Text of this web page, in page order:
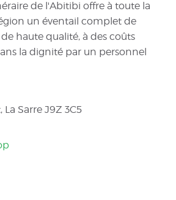
de l'Abitibi offre à toute la
un éventail complet de
haute qualité, à des coûts
la dignité par un personnel
La Sarre J9Z 3C5